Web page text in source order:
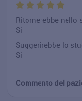
Ritornerebbe nello
Si
Suggerirebbe lo
Si
Commento del